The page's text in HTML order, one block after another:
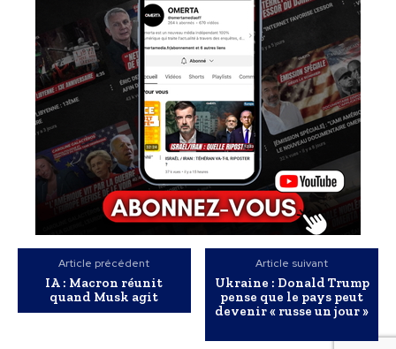
Article précédent
IA : Macron réunit
quand Musk agit
Article suivant
Ukraine : Donald Trump
pense que le pays peut
devenir « russe un jour »